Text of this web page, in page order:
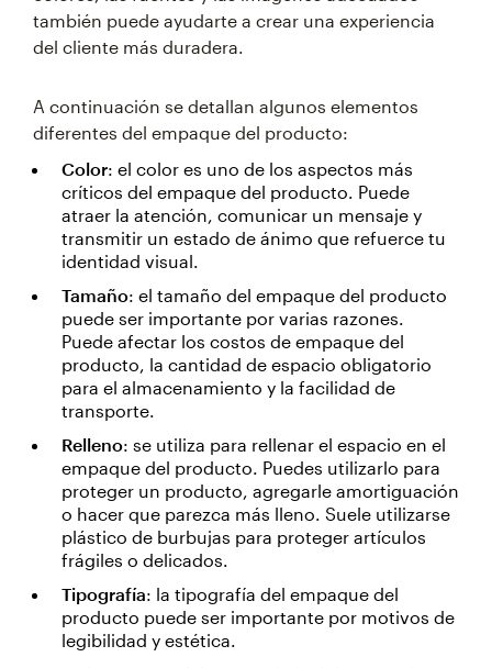
también puede ayudarte a crear una experiencia
del cliente más duradera.
A continuación se detallan algunos elementos
diferentes del empaque del producto:
Color: el color es uno de los aspectos más
críticos del empaque del producto. Puede
atraer la atención, comunicar un mensaje y
transmitir un estado de ánimo que refuerce tu
identidad visual.
Tamaño: el tamaño del empaque del producto
puede ser importante por varias razones.
Puede afectar los costos de empaque del
producto, la cantidad de espacio obligatorio
para el almacenamiento y la facilidad de
transporte.
Relleno: se utiliza para rellenar el espacio en el
empaque del producto. Puedes utilizarlo para
proteger un producto, agregarle amortiguación
o hacer que parezca más lleno. Suele utilizarse
plástico de burbujas para proteger artículos
frágiles o delicados.
Tipografía: la tipografía del empaque del
producto puede ser importante por motivos de
legibilidad y estética.